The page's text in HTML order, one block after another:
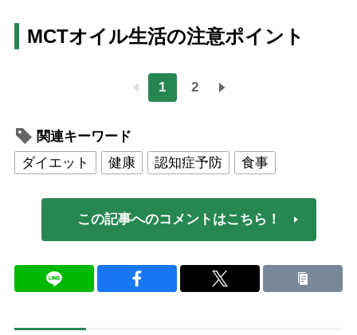
MCTオイル生活の注意ポイント
1 2
関連キーワード
ダイエット
健康 認知症予防 食事
この記事へのコメントはこちら！